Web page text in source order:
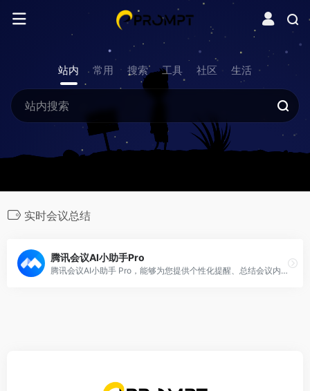
站内 常用 搜索 工具 社区 生活
实时会议总结
腾讯会议AI小助手Pro
腾讯会议AI小助手 Pro，能够为您提供个性化提醒、总结会议内容、提炼关键信息等支持，帮助您提升开会效率